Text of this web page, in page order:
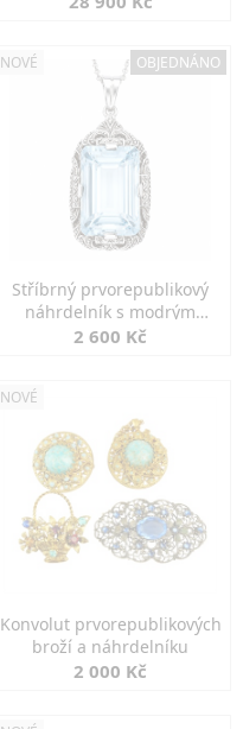
NOVÉ OBJEDNÁNO
Stříbrný prvorepublikový
náhrdelník s modrým
spinelem
2 600 Kč
NOVÉ
Konvolut prvorepublikových
broží a náhrdelníku
2 000 Kč